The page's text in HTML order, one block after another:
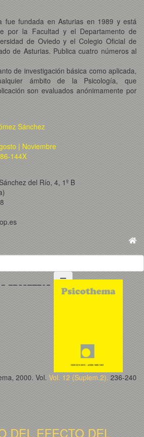
fue fundada en Asturias en 1989 y está
por la Facultad y el Departamento de
de Oviedo y el Colegio Oficial de
de Asturias. Publica cuatro números al
de investigación básica como aplicada,
ámbito de la Psicología, que
son evaluados anónimamente por
Sánchez
| Noviembre
144X
del Río, 4, 1º B
2000. Vol. Vol. 12 (Suplem.2). 236-240
DEL EFECTO DEL